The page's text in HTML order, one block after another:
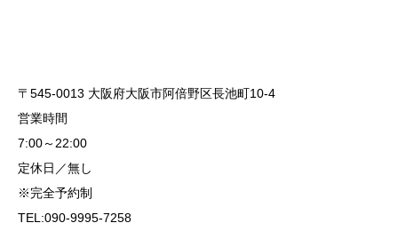
〒545-0013 大阪府大阪市阿倍野区長池町10-4
営業時間
7:00～22:00
定休日／無し
※完全予約制
TEL:090-9995-7258